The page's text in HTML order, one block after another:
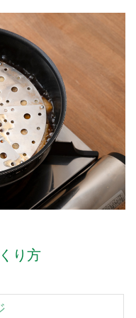
り方